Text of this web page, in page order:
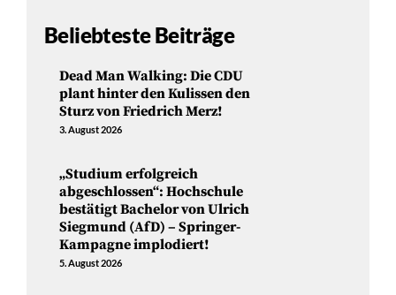
Beliebteste Beiträge
Dead Man Walking: Die CDU
plant hinter den Kulissen den
Sturz von Friedrich Merz!
3. August 2026
„Studium erfolgreich
abgeschlossen“: Hochschule
bestätigt Bachelor von Ulrich
Siegmund (AfD) – Springer-
Kampagne implodiert!
5. August 2026